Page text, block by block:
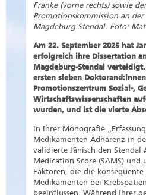
Franke (vorne rechts) sowie der
Promotionskommission an der
Magdeburg-Stendal. Foto:
Am 22. September 2025 hat
erfolgreich ihre Dissertation
Magdeburg-Stendal
ersten sieben
Promotionszentrum Sozial-,
Wirtschaftswissenschaften
wurden, und ist die vierte
In ihrer Monografie
Medikamenten-Adhärenz in
validierte Jänisch den Stendal
Medication Score (SAMS) und
Faktoren, die die konsequente
Medikamenten bei
beeinflussen. Während ihrer